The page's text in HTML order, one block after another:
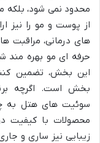
محدود نمی شود، بلکه
از پوست و مو را نیز
های درمانی، مراقبت
حرفه ای مو بهره مند
این بخش، تضمین
سوئیت های هتل به
محصولات با کیفیت
زیبایی نیز ساری و